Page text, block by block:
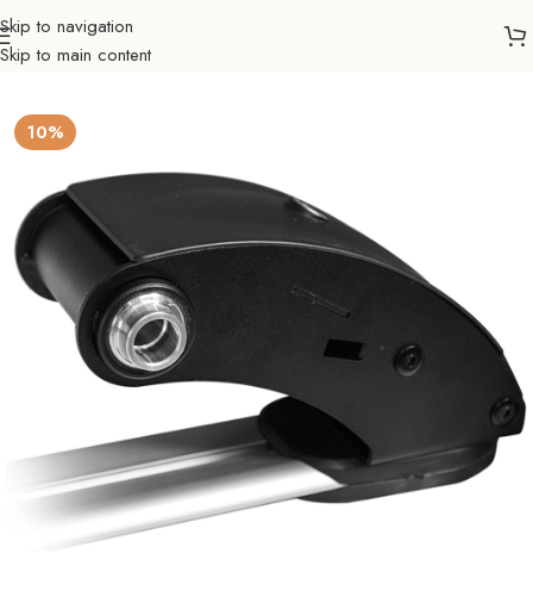
Skip to navigation
Skip to main content
Početna Auto nosači
10%